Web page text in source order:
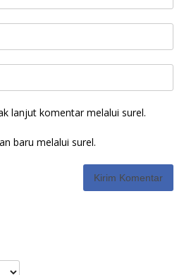
lanjut komentar melalui surel.
baru melalui surel.